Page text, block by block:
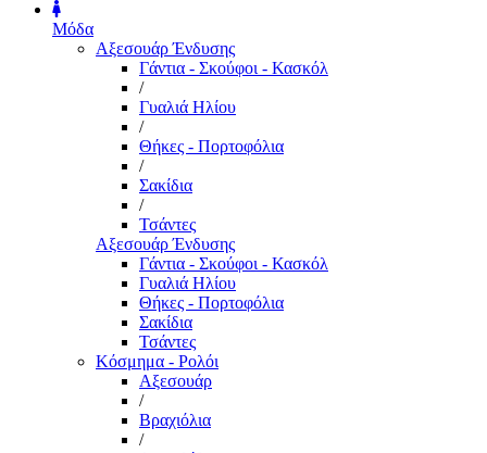
Μόδα
Αξεσουάρ Ένδυσης
Γάντια - Σκούφοι - Κασκόλ
/
Γυαλιά Ηλίου
/
Θήκες - Πορτοφόλια
/
Σακίδια
/
Τσάντες
Αξεσουάρ Ένδυσης
Γάντια - Σκούφοι - Κασκόλ
Γυαλιά Ηλίου
Θήκες - Πορτοφόλια
Σακίδια
Τσάντες
Κόσμημα - Ρολόι
Αξεσουάρ
/
Βραχιόλια
/